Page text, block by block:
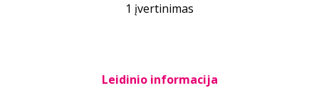
1 įvertinimas
Leidinio informacija